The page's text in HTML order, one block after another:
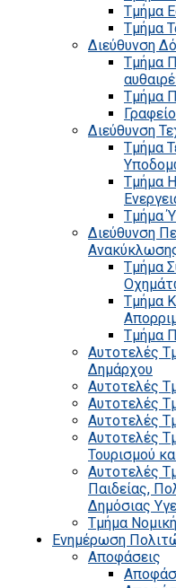
Τμήμα
Τμήμα
Διεύθυνση
Τμήμα
Τμήμα
Διεύθυνση
Τμήμα
Τμήμα
Τμήμα
Διεύθυνση
Τμήμα
Τμήμα
Τμήμα
Αυτοτελές
Δημάρχου
Αυτοτελές
Αυτοτελές
Αυτοτελές
Αυτοτελές
Τουρισμού
Αυτοτελές
Παιδείας,
Δημόσιας
Τμήμα
Ενημέρωση
Αποφάσεις